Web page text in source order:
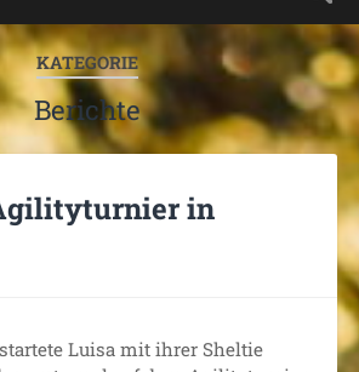
KATEGORIE
Berichte
in
Luisa mit ihrer Sheltie